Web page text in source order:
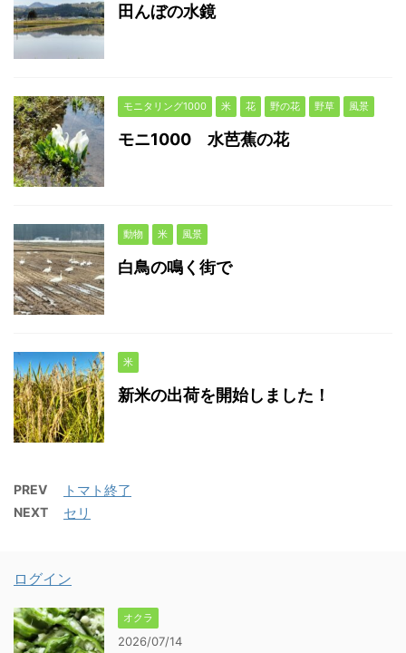
田んぼの水鏡
モニタリング1000 米 花 野の花 野草 風景
モニ1000 水芭蕉の花
動物 米 風景
白鳥の鳴く街で
米
新米の出荷を開始しました！
PREV トマト終了
NEXT セリ
ログイン
オクラ
2026/07/14